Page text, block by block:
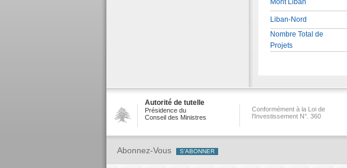
Mont Liban
Liban-Nord
Nombre Total de
Projets
Autorité de tutelle
Présidence du
Conseil des Ministres
Conformément à la Loi de
l'Investissement N°. 360
Abonnez-Vous